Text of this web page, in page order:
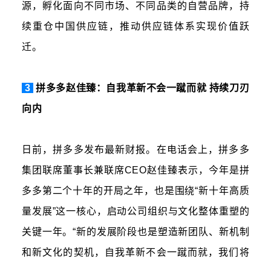
源，孵化面向不同市场、不同品类的自营品牌，持
续重仓中国供应链，推动供应链体系实现价值跃
迁。
3 拼多多赵佳臻：自我革新不会一蹴而就 持续刀刃
向内
日前，拼多多发布最新财报。在电话会上，拼多多
集团联席董事长兼联席CEO赵佳臻表示，今年是拼
多多第二个十年的开局之年，也是围绕“新十年高质
量发展”这一核心，启动公司组织与文化整体重塑的
关键一年。“新的发展阶段也是塑造新团队、新机制
和新文化的契机，自我革新不会一蹴而就，我们将